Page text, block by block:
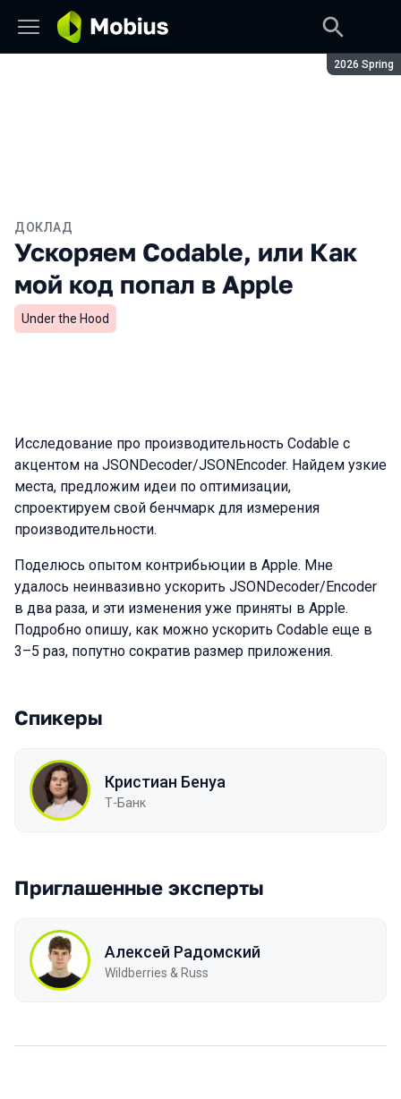
Сезон:
2026 Spring
ДОКЛАД
Ускоряем Codable, или Как
мой код попал в Apple
Under the Hood
Исследование про производительность Codable с
акцентом на JSONDecoder/JSONEncoder. Найдем узкие
места, предложим идеи по оптимизации,
спроектируем свой бенчмарк для измерения
производительности.
Поделюсь опытом контрибьюции в Apple. Мне
удалось неинвазивно ускорить JSONDecoder/Encoder
в два раза, и эти изменения уже приняты в Apple.
Подробно опишу, как можно ускорить Codable еще в
3–5 раз, попутно сократив размер приложения.
Спикеры
Кристиан Бенуа
Т-Банк
Приглашенные эксперты
Алексей Радомский
Wildberries & Russ